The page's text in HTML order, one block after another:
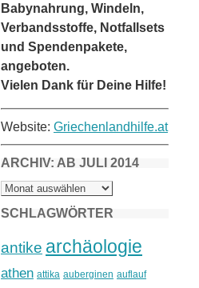
Babynahrung, Windeln,
Verbandsstoffe, Notfallsets
und Spendenpakete,
angeboten.
Vielen Dank für Deine Hilfe!
Website: Griechenlandhilfe.at
ARCHIV: AB JULI 2014
ARCHIV:
AB
2014
SCHLAGWÖRTER
antike archäologie
athen attika auberginen auflauf